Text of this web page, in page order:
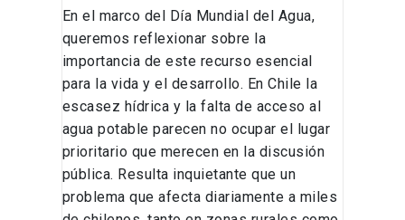
En el marco del Día Mundial del Agua,
queremos reflexionar sobre la
importancia de este recurso esencial
para la vida y el desarrollo. En Chile la
escasez hídrica y la falta de acceso al
agua potable parecen no ocupar el lugar
prioritario que merecen en la discusión
pública. Resulta inquietante que un
problema que afecta diariamente a miles